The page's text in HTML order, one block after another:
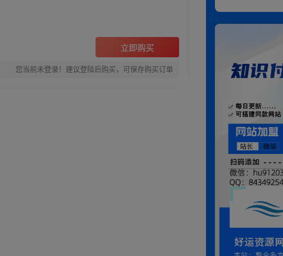
立即购买
您当前未登录！建议登陆后购买，可保存购买订单